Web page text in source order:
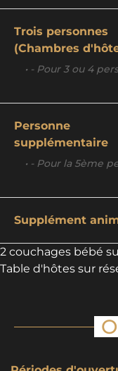
Trois personnes
(Chambres
• - Pour 3 ou 4
Personne
supplémentaire
• - Pour la 5ème
Supplément
2 couchages bébé
Table d'hôtes sur